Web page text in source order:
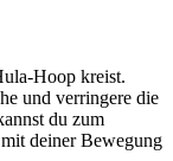
Hoop kreist.
und verringere die
du zum
deiner Bewegung